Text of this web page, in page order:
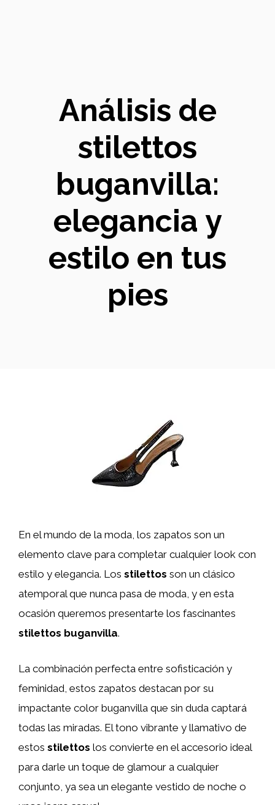
Análisis de
stilettos
buganvilla:
elegancia y
estilo en tus
pies
En el mundo de la moda, los zapatos son un
elemento clave para completar cualquier look con
estilo y elegancia. Los stilettos son un clásico
atemporal que nunca pasa de moda, y en esta
ocasión queremos presentarte los fascinantes
stilettos buganvilla.
La combinación perfecta entre sofisticación y
feminidad, estos zapatos destacan por su
impactante color buganvilla que sin duda captará
todas las miradas. El tono vibrante y llamativo de
estos stilettos los convierte en el accesorio ideal
para darle un toque de glamour a cualquier
conjunto, ya sea un elegante vestido de noche o